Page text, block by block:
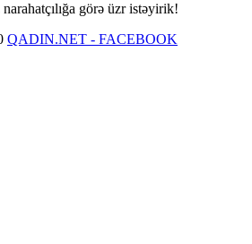
görə üzr istəyirik!
QADIN.NET - FACEBOOK